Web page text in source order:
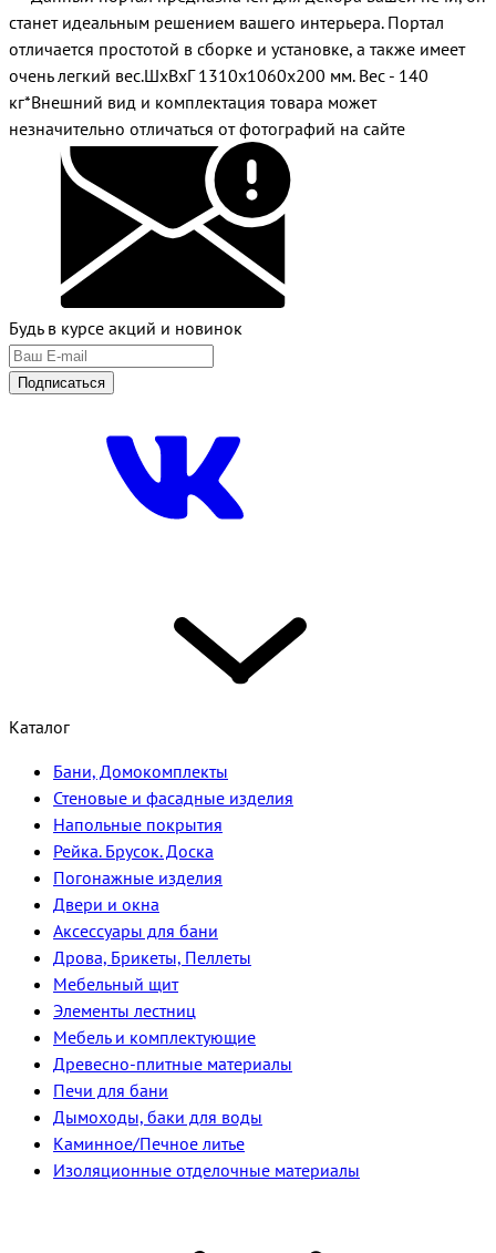
станет идеальным решением вашего интерьера. Портал
отличается простотой в сборке и установке, а также имеет
очень легкий вес.ШхВхГ 1310х1060х200 мм. Вес - 140
кг*Внешний вид и комплектация товара может
незначительно отличаться от фотографий на сайте
Будь в курсе акций и новинок
Подписаться
Каталог
Бани, Домокомплекты
Стеновые и фасадные изделия
Напольные покрытия
Рейка. Брусок. Доска
Погонажные изделия
Двери и окна
Аксессуары для бани
Дрова, Брикеты, Пеллеты
Мебельный щит
Элементы лестниц
Мебель и комплектующие
Древесно-плитные материалы
Печи для бани
Дымоходы, баки для воды
Каминное/Печное литье
Изоляционные отделочные материалы